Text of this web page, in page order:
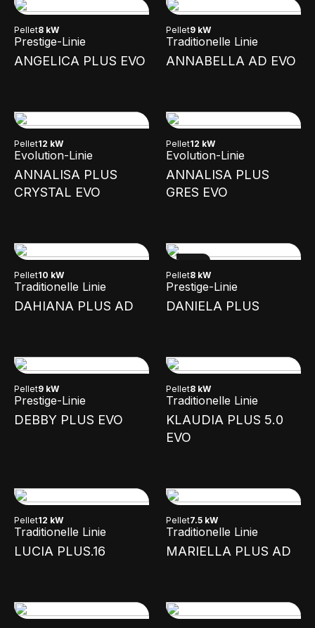
Pellet8 kW
Prestige-Linie
ANGELICA PLUS EVO
Pellet9 kW
Traditionelle Linie
ANNABELLA AD EVO
Pellet12 kW
Evolution-Linie
ANNALISA PLUS
CRYSTAL EVO
Pellet12 kW
Evolution-Linie
ANNALISA PLUS
GRES EVO
Pellet10 kW
Traditionelle Linie
DAHIANA PLUS AD
Pellet8 kW
Prestige-Linie
DANIELA PLUS
Pellet9 kW
Prestige-Linie
DEBBY PLUS EVO
Pellet8 kW
Traditionelle Linie
KLAUDIA PLUS 5.0
EVO
Pellet12 kW
Traditionelle Linie
LUCIA PLUS.16
Pellet7.5 kW
Traditionelle Linie
MARIELLA PLUS AD